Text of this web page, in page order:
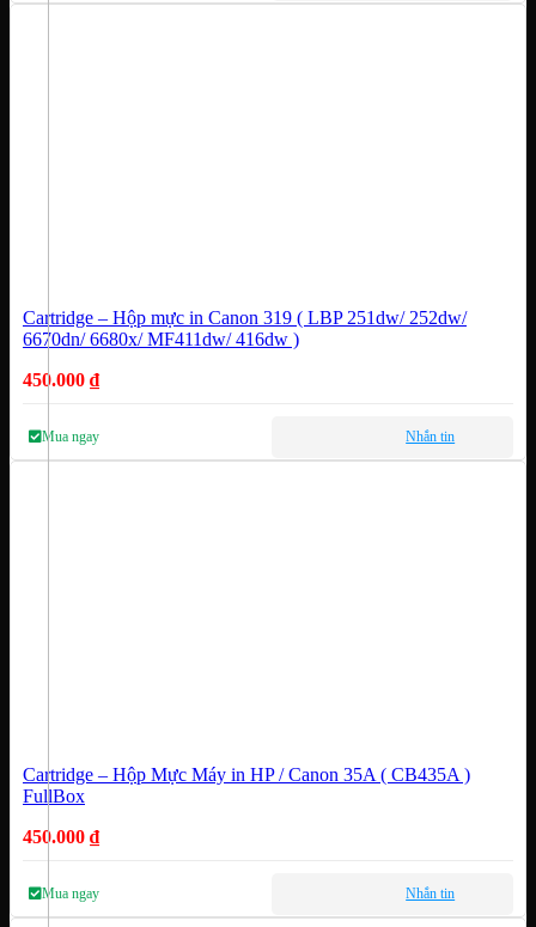
Cartridge – Hộp mực in Canon 319 ( LBP 251dw/ 252dw/
6670dn/ 6680x/ MF411dw/ 416dw )
450.000 ₫
Mua ngay Nhắn tin
Cartridge – Hộp Mực Máy in HP / Canon 35A ( CB435A )
FullBox
450.000 ₫
Mua ngay Nhắn tin